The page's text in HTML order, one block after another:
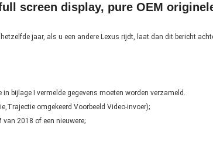
screen display, pure OEM
hetzelfde jaar, als u een andere Lexus rijdt, laat dan dit bericht
in bijlage I vermelde gegevens moeten worden verzameld.
omgekeerd Voorbeeld Video-invoer);
van 2018 of een nieuwere;